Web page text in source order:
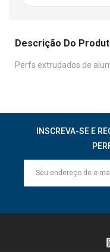
Descrição Do
Perfs extrudados de
INSCREVA-SE E